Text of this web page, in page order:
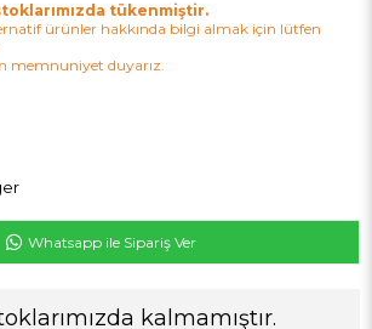
tükenmiştir.
ürünler hakkında bilgi almak için lütfen
memnuniyet duyarız.
Whatsapp ile Sipariş Ver
kalmamıştır.